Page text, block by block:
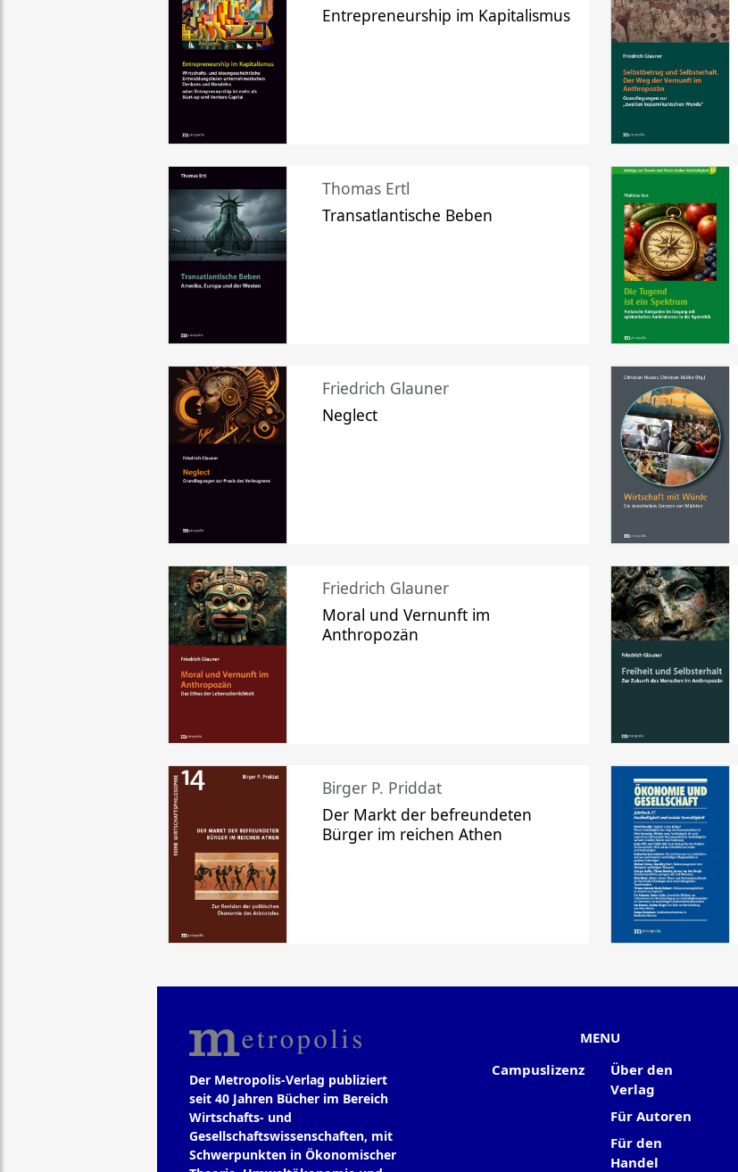
Entrepreneurship im Kapitalismus
Thomas Ertl
Transatlantische Beben
Friedrich Glauner
Neglect
Friedrich Glauner
Moral und Vernunft im
Anthropozän
Birger P. Priddat
Der Markt der befreundeten
Bürger im reichen Athen
Der Metropolis-Verlag publiziert
seit 40 Jahren Bücher im Bereich
Wirtschafts- und
Gesellschaftswissenschaften, mit
Schwerpunkten in Ökonomischer
MENU
Campuslizenz
Über den
Verlag
Für Autoren
Für den
Handel